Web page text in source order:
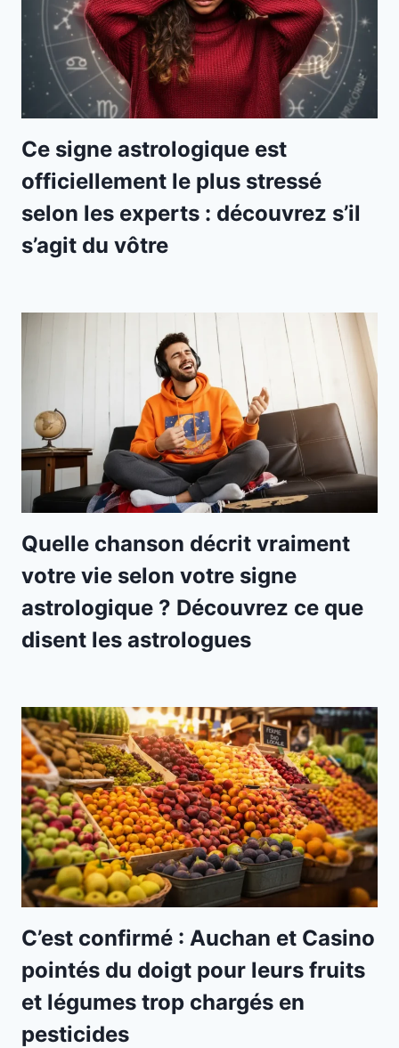
Ce signe astrologique est
officiellement le plus stressé
selon les experts : découvrez s’il
s’agit du vôtre
Quelle chanson décrit vraiment
votre vie selon votre signe
astrologique ? Découvrez ce que
disent les astrologues
C’est confirmé : Auchan et Casino
pointés du doigt pour leurs fruits
et légumes trop chargés en
pesticides